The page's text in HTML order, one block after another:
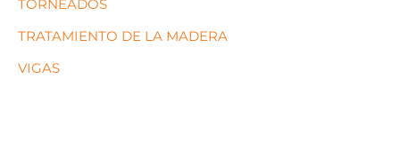
TORNEADOS
TRATAMIENTO DE LA MADERA
VIGAS